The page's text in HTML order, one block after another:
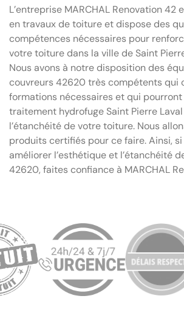
L’entreprise MARCHAL Renovation 42
en travaux de toiture et dispose des
compétences nécessaires pour
votre toiture dans la ville de Saint
Nous avons à notre disposition des
couvreurs 42620 très compétents qui
formations nécessaires et qui
traitement hydrofuge Saint Pierre
l’étanchéité de votre toiture. Nous
produits certifiés pour ce faire. Ainsi,
améliorer l’esthétique et l’étanchéité
42620, faites confiance à MARCHAL